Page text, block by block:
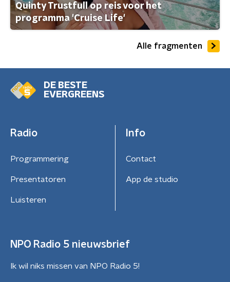
Quinty Trustfull op reis voor het
programma 'Cruise Life'
Alle fragmenten
DE BESTE
EVERGREENS
Radio
Programmering
Presentatoren
Luisteren
Info
Contact
App de studio
NPO Radio 5 nieuwsbrief
Ik wil niks missen van NPO Radio 5!